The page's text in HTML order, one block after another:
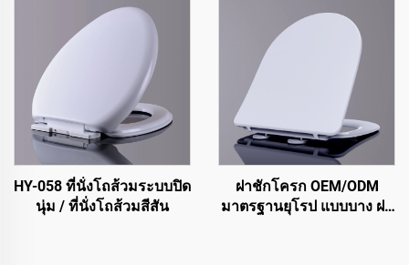
HY-058 ที่นั่งโถส้วมระบบปิด
นุ่ม / ที่นั่งโถส้วมสีสัน
ฝาชักโครก OEM/ODM
มาตรฐานยุโรป แบบบาง ฝา